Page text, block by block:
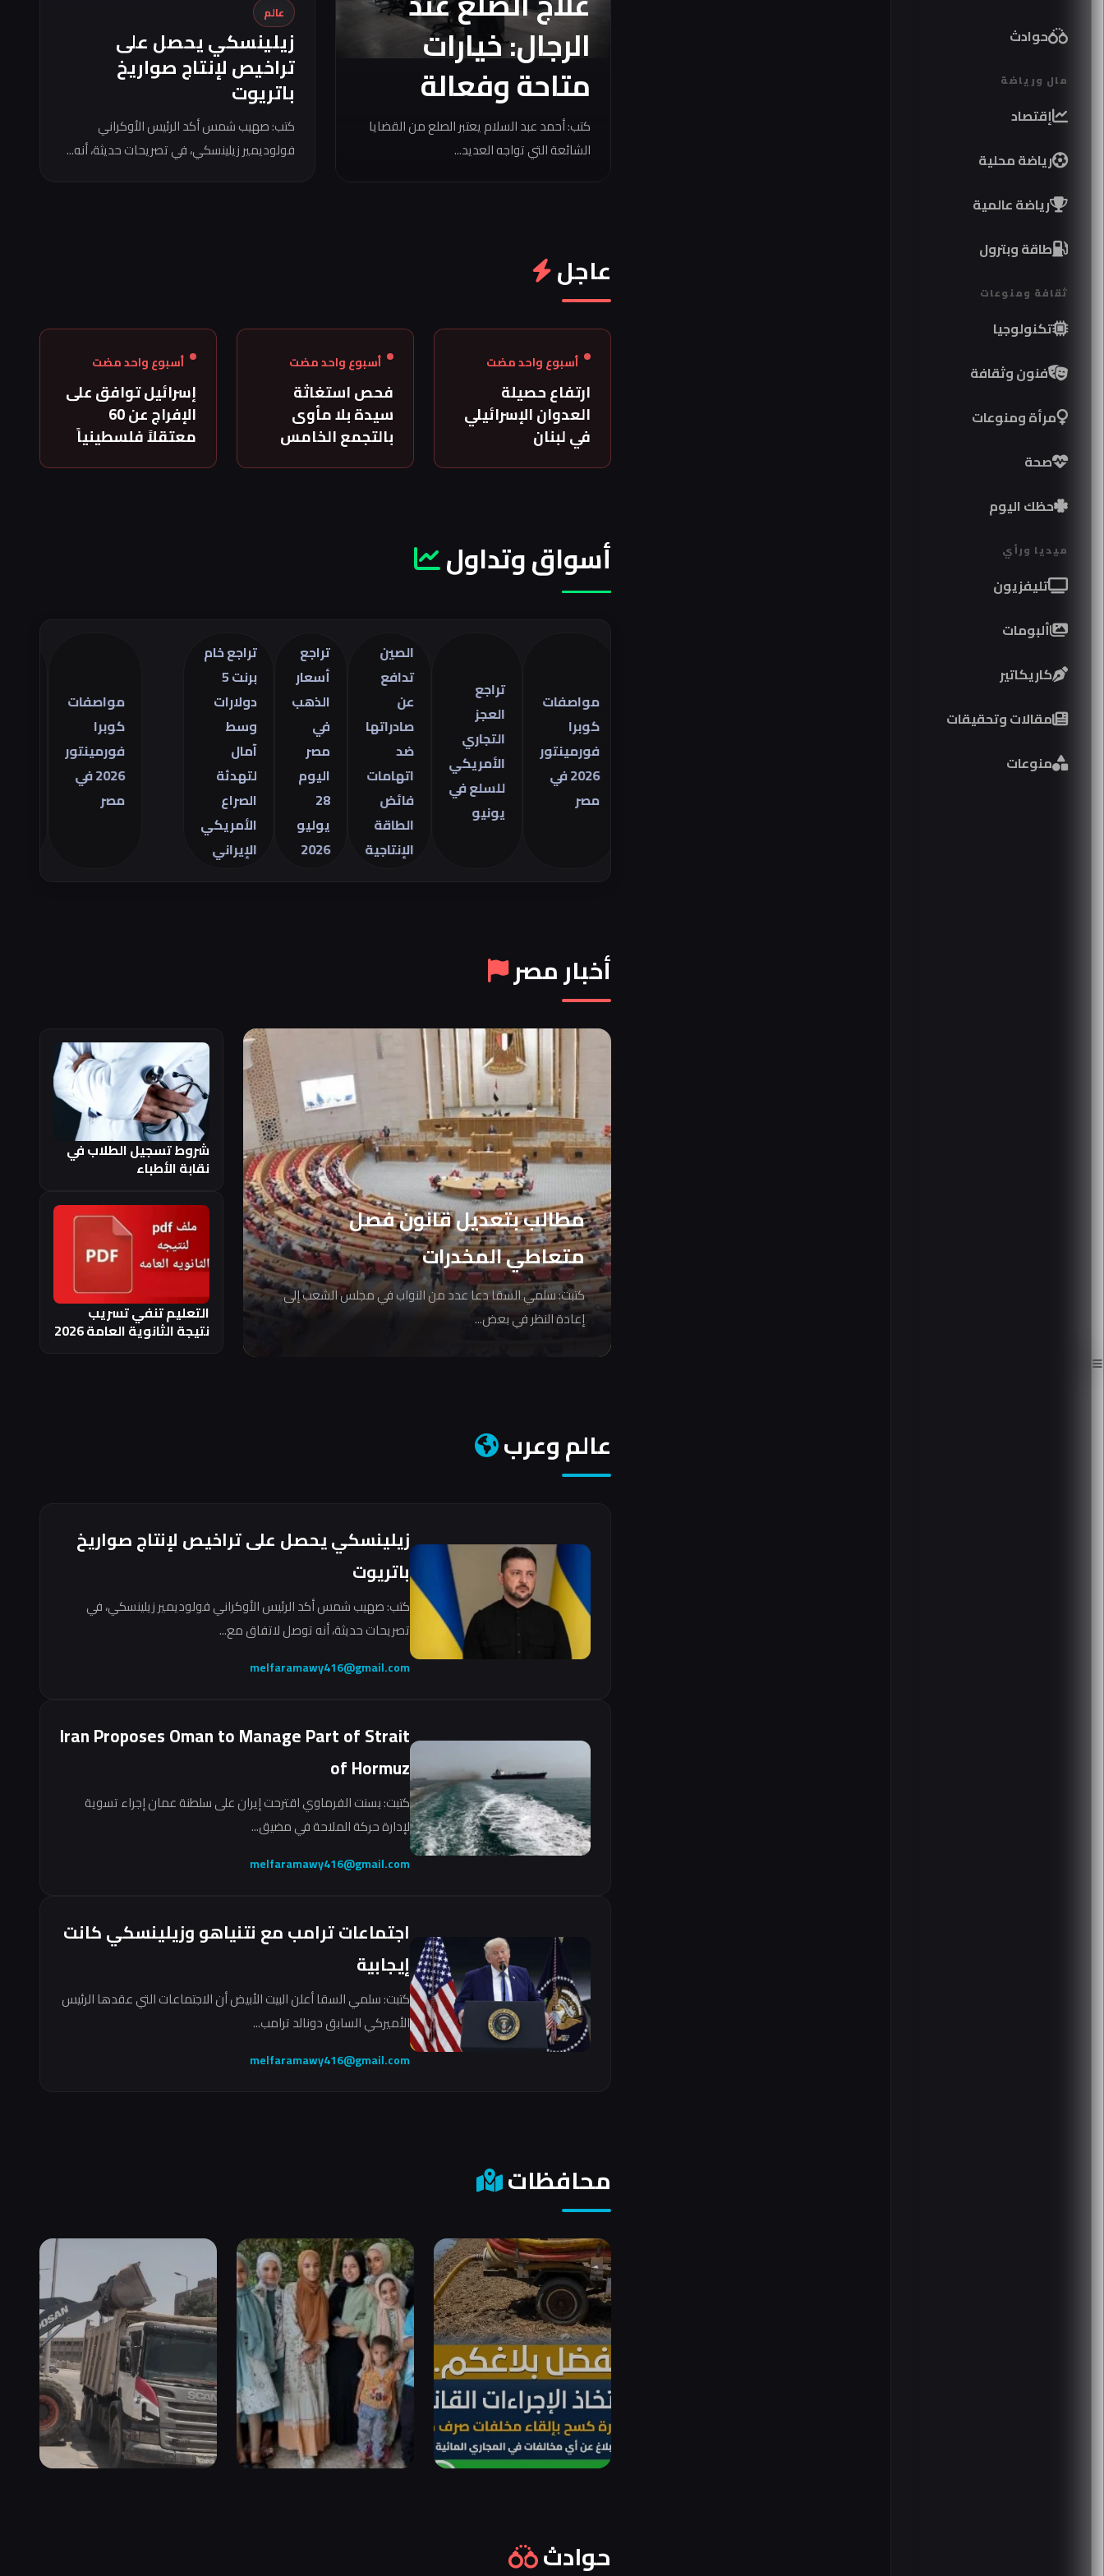
حوادث
مال ورياضة
إقتصاد
رياضة محلية
رياضة عالمية
طاقة وبترول
ثقافة ومنوعات
تكنولوجيا
فنون وثقافة
مرأة ومنوعات
صحة
حظك اليوم
ميديا ورأي
تليفزيون
ألبومات
كاريكاتير
مقالات وتحقيقات
منوعات
الرجال: خيارات
متاحة وفعالة
كتب: أحمد عبد السلام يعتبر الصلع من القضايا
الشائعة التي تواجه العديد...
عالم
زيلينسكي يحصل على
تراخيص لإنتاج صواريخ
باتريوت
كتب: صهيب شمس أكد الرئيس الأوكراني
فولوديمير زيلينسكي، في تصريحات حديثة، أنه...
عاجل
أسبوع واحد مضت
ارتفاع حصيلة
العدوان الإسرائيلي
في لبنان
أسبوع واحد مضت
فحص استغاثة
سيدة بلا مأوى
بالتجمع الخامس
أسبوع واحد مضت
إسرائيل توافق على
الإفراج عن 60
معتقلاً فلسطينياً
أسواق وتداول
مواصفات
فورمينتور
2026 في
التجاري
الأمريكي
للسلع في
صادراتها
اتهامات
فائض
الطاقة
الإنتاجية
الذهب
2026
تراجع خام
دولارات
لتهدئة
الأمريكي
الإيراني
مواصفات
فورمينتور
2026 في
الأمريكي
أخبار مصر
مطالب بتعديل قانون فصل
متعاطي المخدرات
كتبت: سلمي السقا دعا عدد من النواب في مجلس الشعب إلى
إعادة النظر في بعض...
شروط تسجيل الطلاب في
نقابة الأطباء
التعليم تنفي تسريب
نتيجة الثانوية العامة 2026
عالم وعرب
زيلينسكي يحصل على تراخيص لإنتاج صواريخ
باتريوت
كتب: صهيب شمس أكد الرئيس الأوكراني فولوديمير زيلينسكي، في
تصريحات حديثة، أنه توصل لاتفاق مع...
melfaramawy416@gmail.com
Iran Proposes Oman to Manage Part of Strait
of Hormuz
كتبت: بسنت الفرماوي اقترحت إيران على سلطنة عمان إجراء تسوية
لإدارة حركة الملاحة في مضيق...
melfaramawy416@gmail.com
اجتماعات ترامب مع نتنياهو وزيلينسكي كانت
إيجابية
كتبت: سلمي السقا أعلن البيت الأبيض أن الاجتماعات التي عقدها الرئيس
الأميركي السابق دونالد ترامب...
melfaramawy416@gmail.com
محافظات
حوادث